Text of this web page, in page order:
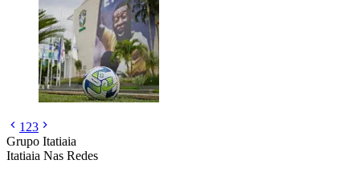
123
Grupo Itatiaia
Itatiaia Nas Redes